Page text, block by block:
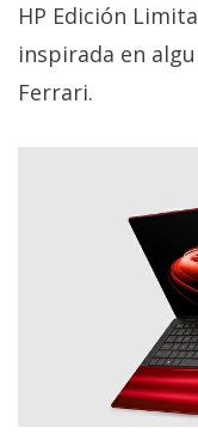
Aviso
Legal
comunicación
comparativas,
trucos y
HP Edición
inspirada en
Ferrari.